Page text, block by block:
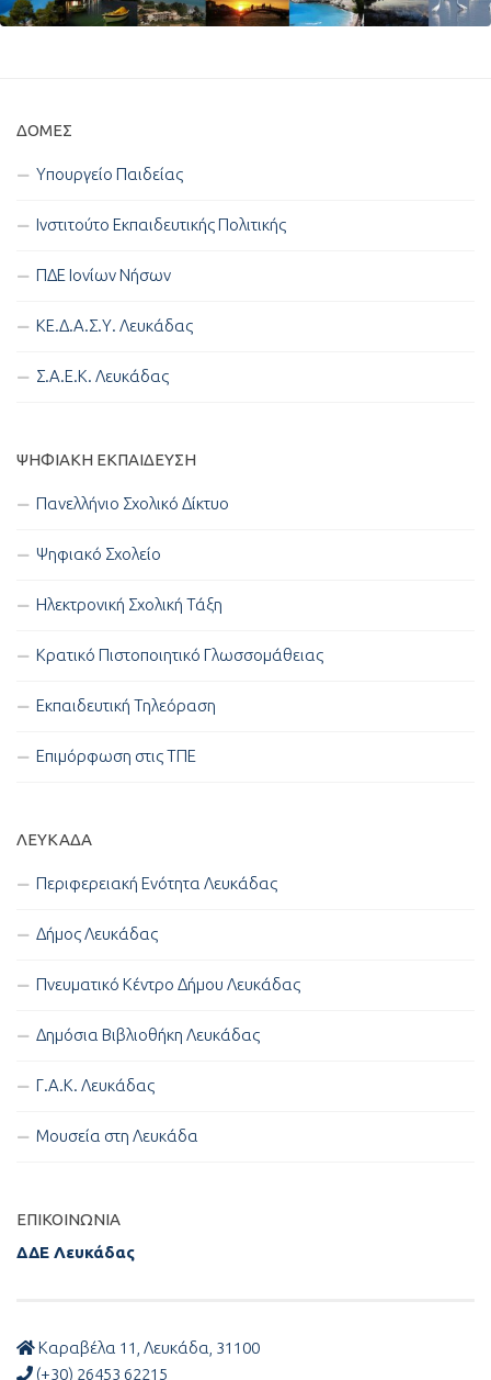
ΔΟΜΈΣ
Υπουργείο Παιδείας
Ινστιτούτο Εκπαιδευτικής Πολιτικής
ΠΔΕ Ιονίων Νήσων
ΚΕ.Δ.Α.Σ.Υ. Λευκάδας
Σ.Α.Ε.Κ. Λευκάδας
ΨΗΦΙΑΚΉ ΕΚΠΑΊΔΕΥΣΗ
Πανελλήνιο Σχολικό Δίκτυο
Ψηφιακό Σχολείο
Ηλεκτρονική Σχολική Τάξη
Κρατικό Πιστοποιητικό Γλωσσομάθειας
Εκπαιδευτική Τηλεόραση
Επιμόρφωση στις ΤΠΕ
ΛΕΥΚΑΔΑ
Περιφερειακή Ενότητα Λευκάδας
Δήμος Λευκάδας
Πνευματικό Κέντρο Δήμου Λευκάδας
Δημόσια Βιβλιοθήκη Λευκάδας
Γ.Α.Κ. Λευκάδας
Μουσεία στη Λευκάδα
ΕΠΙΚΟΙΝΩΝΊΑ
ΔΔΕ Λευκάδας
Καραβέλα 11, Λευκάδα, 31100
(+30) 26453 62215